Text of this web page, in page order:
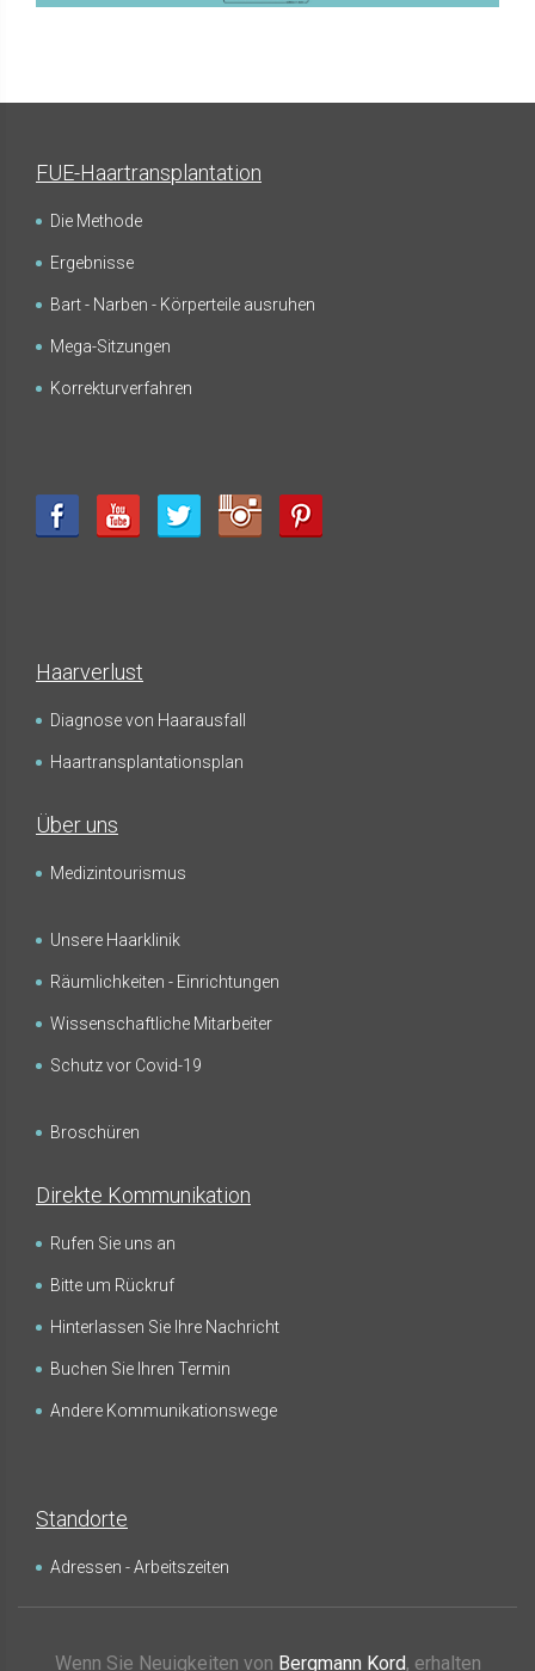
HAARTRANSPLANTATION
FUE-Haartransplantation
Die Methode
Ergebnisse
Bart - Narben - Körperteile ausruhen
Mega-Sitzungen
Korrekturverfahren
Haarverlust
Diagnose von Haarausfall
Haartransplantationsplan
Über uns
Medizintourismus
Unsere Haarklinik
Räumlichkeiten - Einrichtungen
Wissenschaftliche Mitarbeiter
Schutz vor Covid-19
Broschüren
Direkte Kommunikation
Rufen Sie uns an
Bitte um Rückruf
Hinterlassen Sie Ihre Nachricht
Buchen Sie Ihren Termin
Andere Kommunikationswege
Standorte
Adressen - Arbeitszeiten
Wenn Sie Neuigkeiten von Bergmann Kord, erhalten